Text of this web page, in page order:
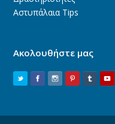
Αστυπάλαια Tips
Ακολουθήστε μας